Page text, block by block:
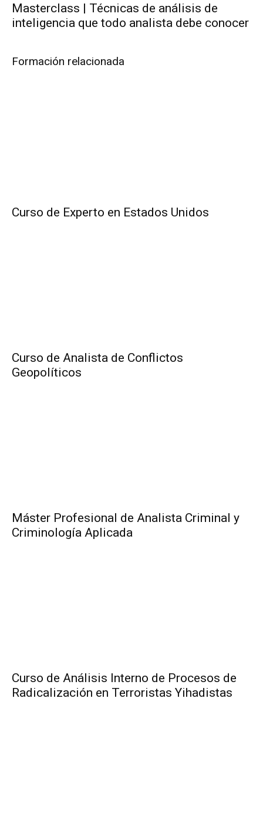
Masterclass | Técnicas de análisis de
inteligencia que todo analista debe conocer
Formación relacionada
Curso de Experto en Estados Unidos
Curso de Analista de Conflictos
Geopolíticos
Máster Profesional de Analista Criminal y
Criminología Aplicada
Curso de Análisis Interno de Procesos de
Radicalización en Terroristas Yihadistas